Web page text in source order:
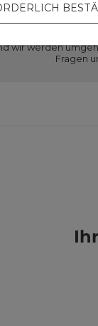
Sie
wir werden
Fragen